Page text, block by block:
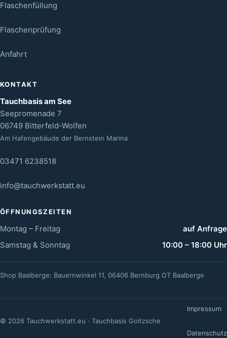
Flaschenfüllung
Flaschenprüfung
Anfahrt
KONTAKT
Tauchbasis am See
Seepromenade 7
06749 Bitterfeld-Wolfen
Am Hafengebäude der Bernstein Marina
03471 6238518
info@tauchwerkstatt.eu
ÖFFNUNGSZEITEN
Montag – Freitag
auf Anfrage
Samstag & Sonntag
10:00 – 18:00 Uhr
Shop Baalberge: Bauernwinkel 11, 06406 Bernburg OT Baalberge
© 2026 Tauchwerkstatt.eu · Tauchbasis Goitzsche
Impressum
Datenschutz